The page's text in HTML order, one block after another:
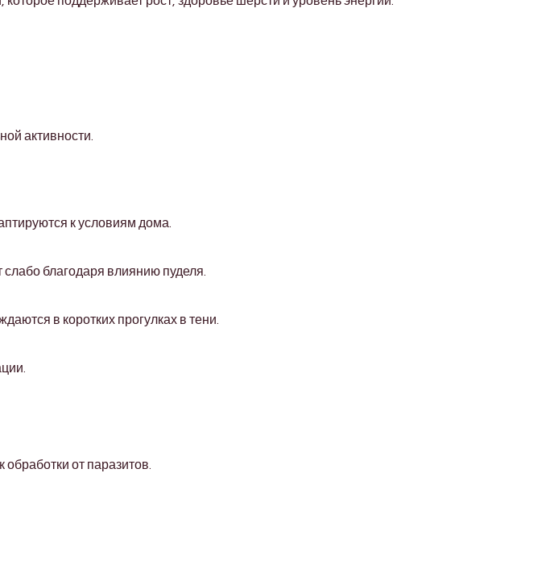
активности.
к условиям дома.
благодаря влиянию пуделя.
в коротких прогулках в тени.
от паразитов.